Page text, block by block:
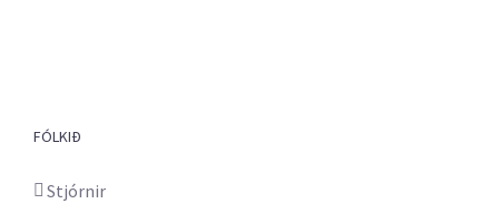
FÓLKIÐ
Stjórnir